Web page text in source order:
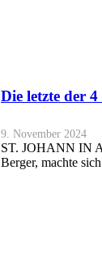
Die letzte der
9. November 2024
ST. JOHANN IN
Berger, machte